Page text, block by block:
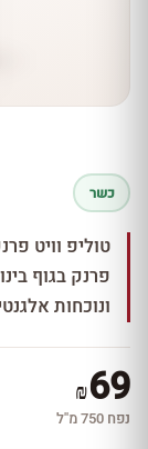
כשר
טוליפ וויט
פרנק בגוף
ונוכחות
₪69
נפח 750 מ''ל